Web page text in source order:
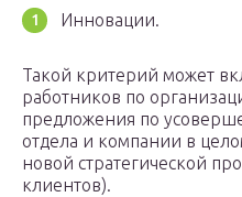
Инновации.
Такой критерий может
работников по
предложения по
отдела и компании в
новой стратегической
клиентов).